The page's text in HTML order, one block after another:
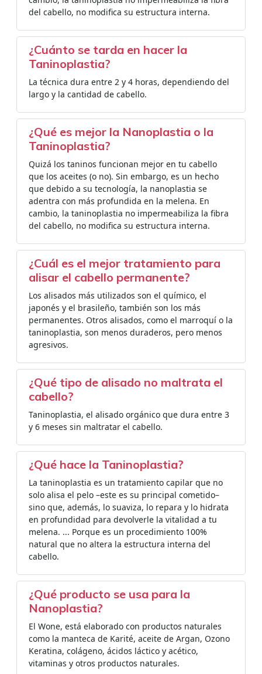
del cabello, no modifica su estructura interna.
¿Cuánto se tarda en hacer la
Taninoplastia?
La técnica dura entre 2 y 4 horas, dependiendo del
largo y la cantidad de cabello.
¿Qué es mejor la Nanoplastia o la
Taninoplastia?
Quizá los taninos funcionan mejor en tu cabello
que los aceites (o no). Sin embargo, es un hecho
que debido a su tecnología, la nanoplastia se
adentra con más profundida en la melena. En
cambio, la taninoplastia no impermeabiliza la fibra
del cabello, no modifica su estructura interna.
¿Cuál es el mejor tratamiento para
alisar el cabello permanente?
Los alisados más utilizados son el químico, el
japonés y el brasileño, también son los más
permanentes. Otros alisados, como el marroquí o la
taninoplastia, son menos duraderos, pero menos
agresivos.
¿Qué tipo de alisado no maltrata el
cabello?
Taninoplastia, el alisado orgánico que dura entre 3
y 6 meses sin maltratar el cabello.
¿Qué hace la Taninoplastia?
La taninoplastia es un tratamiento capilar que no
solo alisa el pelo –este es su principal cometido–
sino que, además, lo suaviza, lo repara y lo hidrata
en profundidad para devolverle la vitalidad a tu
melena. ... Porque es un procedimiento 100%
natural que no altera la estructura interna del
cabello.
¿Qué producto se usa para la
Nanoplastia?
El Wone, está elaborado con productos naturales
como la manteca de Karité, aceite de Argan, Ozono
Keratina, colágeno, ácidos láctico y acético,
vitaminas y otros productos naturales.